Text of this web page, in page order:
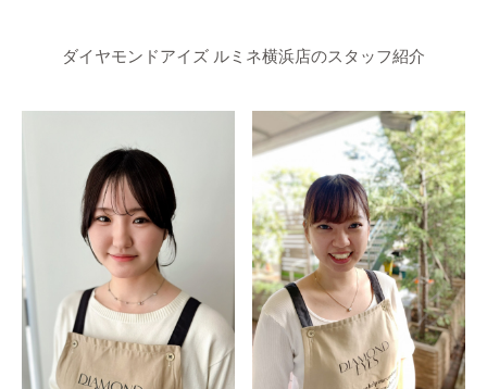
ダイヤモンドアイズ ルミネ横浜店のスタッフ紹介